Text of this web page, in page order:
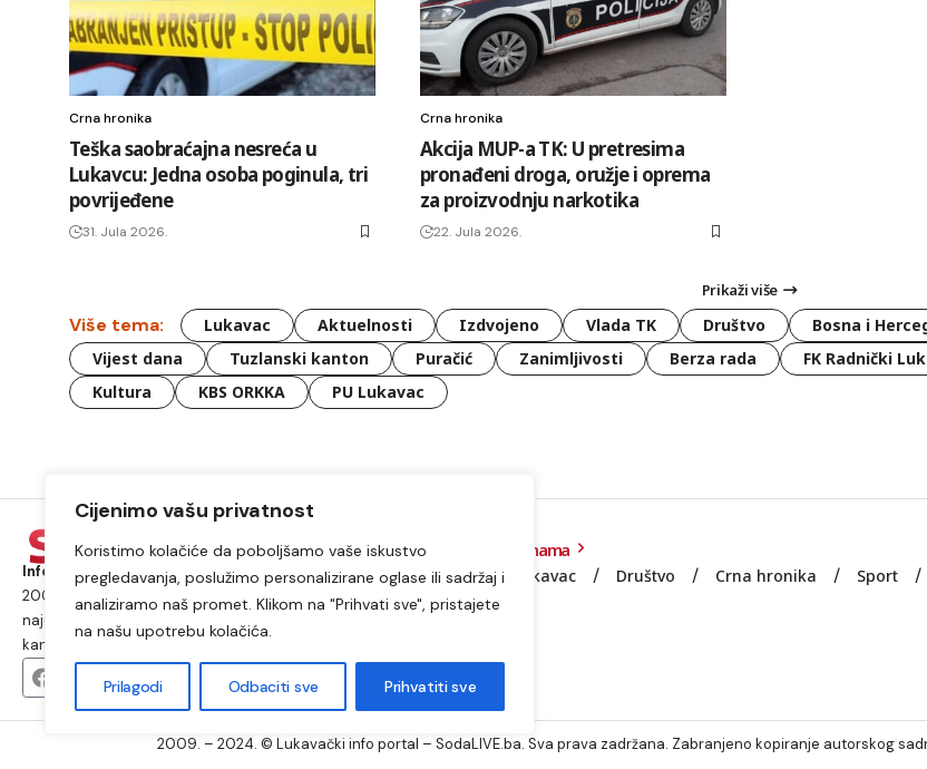
Cijenimo vašu privatnost
Koristimo kolačiće da poboljšamo vaše iskustvo
pregledavanja, poslužimo personalizirane oglase ili sadržaj i
analiziramo naš promet. Klikom na "Prihvati sve", pristajete
na našu upotrebu kolačića.
Prilagodi Odbaciti sve Prihvatiti sve
Crna hronika
Teška saobraćajna nesreća u
Lukavcu: Jedna osoba poginula, tri
povrijeđene
31. Jula 2026.
Crna hronika
Akcija MUP-a TK: U pretresima
pronađeni droga, oružje i oprema
za proizvodnju narkotika
22. Jula 2026.
Prikaži više
Više tema: Lukavac Aktuelnosti Izdvojeno Vlada TK Društvo Bosna i
Vijest dana
Tuzlanski kanton Puračić Zanimljivosti Berza rada FK Radnički
Kultura
KBS ORKKA PU Lukavac
Informacije iz Lukavca kojima možete vjerovati.Postojimo od
2009. godine i od tada smo najposjećeniji internet portal i
najutjecajniji medij na području općine Lukavac i Tuzlanskog
kantona.
O nama
Lukavac Društvo Crna hronika Sport
2009. – 2024. © Lukavački info portal – SodaLIVE.ba. Sva prava zadržana. Zabranjeno kopiranje autorskog